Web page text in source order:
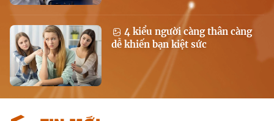
4 kiểu người càng thân càng
dễ khiến bạn kiệt sức